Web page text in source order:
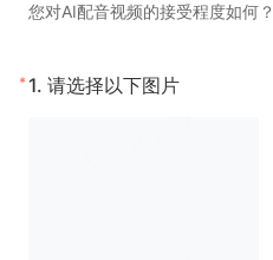
您对AI配音视频的接受程度如何？
* 1. 请选择以下图片